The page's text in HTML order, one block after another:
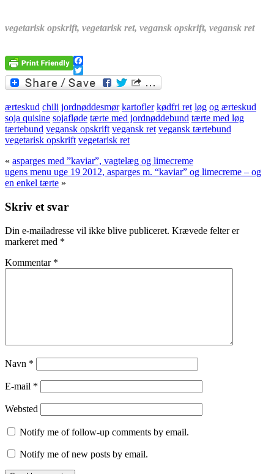
vegetarisk opskrift, vegetarisk ret, vegansk opskrift, vegansk ret
Facebook
Twitter
ærteskud chili jordnøddesmør kartofler kødfri ret løg og ærteskud
soja quisine sojafløde tærte med jordnøddebund tærte med løg
tærtebund vegansk opskrift vegansk ret vegansk tærtebund
vegetarisk opskrift vegetarisk ret
« asparges med ”kaviar”, vagtelæg og limecreme
ugens menu uge 19 2012, asparges m. “kaviar” og limecreme – og
en enkel tærte »
Skriv et svar
Din e-mailadresse vil ikke blive publiceret. Krævede felter er
markeret med *
Kommentar *
Navn *
E-mail *
Websted
Notify me of follow-up comments by email.
Notify me of new posts by email.